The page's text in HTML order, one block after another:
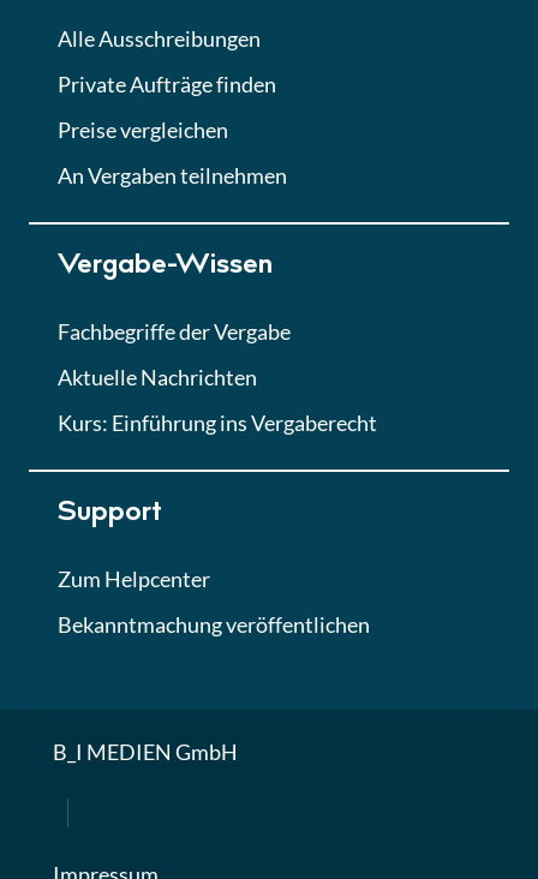
Alle Ausschreibungen
Private Aufträge finden
Preise vergleichen
An Vergaben teilnehmen
Vergabe-Wissen
Fachbegriffe der Vergabe
Aktuelle Nachrichten
Kurs: Einführung ins Vergaberecht
Support
Zum Helpcenter
Bekanntmachung veröffentlichen
B_I MEDIEN GmbH